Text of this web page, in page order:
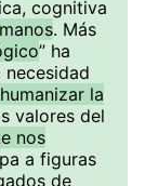
cognitiva
. Más
” ha
necesidad
humanizar la
valores del
nos
a figuras
de